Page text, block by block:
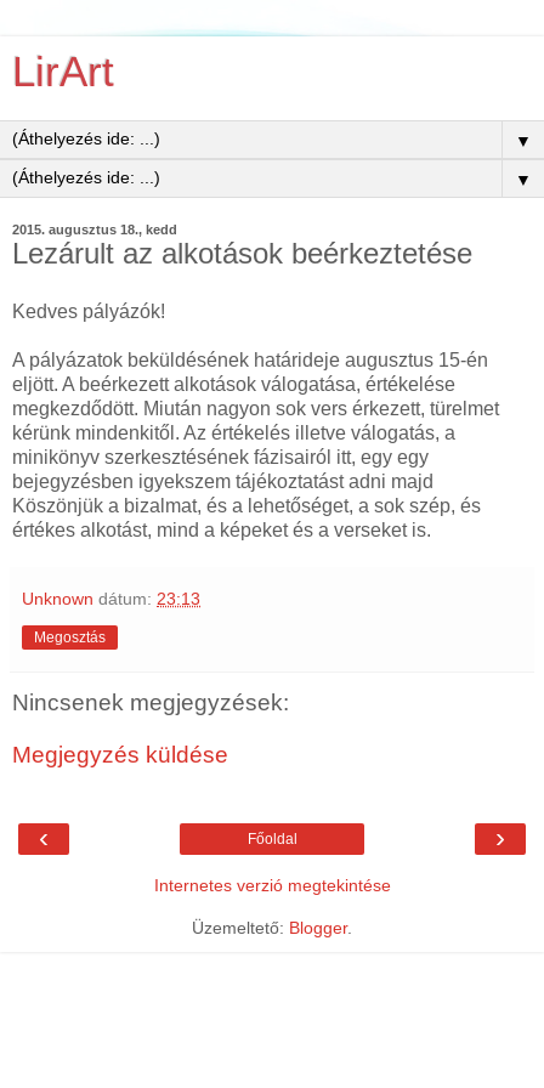
LirArt
▼
▼
2015. augusztus 18., kedd
Lezárult az alkotások beérkeztetése
Kedves pályázók!
A pályázatok beküldésének határideje augusztus 15-én
eljött. A beérkezett alkotások válogatása, értékelése
megkezdődött. Miután nagyon sok vers érkezett, türelmet
kérünk mindenkitől. Az értékelés illetve válogatás, a
minikönyv szerkesztésének fázisairól itt, egy egy
bejegyzésben igyekszem tájékoztatást adni majd
Köszönjük a bizalmat, és a lehetőséget, a sok szép, és
értékes alkotást, mind a képeket és a verseket is.
Unknown dátum: 23:13
Megosztás
Nincsenek megjegyzések:
Megjegyzés küldése
‹ ›
Főoldal
Internetes verzió megtekintése
Üzemeltető: Blogger.